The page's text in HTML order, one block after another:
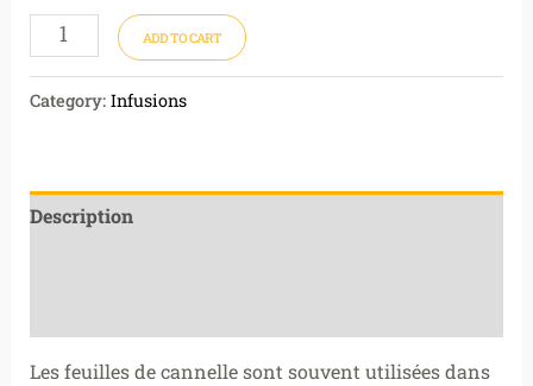
customer
ratings
ADD TO CART
Category: Infusions
Description
Les feuilles de cannelle sont souvent utilisées dans